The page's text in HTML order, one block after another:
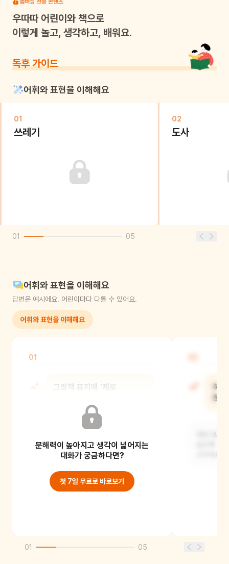
멤버십 전용 콘텐츠
우따따어린이와 책으로
이렇게 놀고, 생각하고, 배워요.
독후 가이드
어휘와 표현을 이해해요
01
쓰레기
02
도사
01 05
어휘와 표현을 이해해요
답변은 예시에요. 어린이마다 다를 수 있어요.
어휘와 표현을 이해해요
01
그림책 표지에 '제로
제로 웨이스트는 무엇을 하는
활동일까요?
일회용품을 적게 쓰고, 물건들을 다시
노력하는 활동이에
문해력이 높아지고 생각이 넓어지는
대화가 궁금하다면?
첫 7일 무료로 바로보기
하
분
세상 모든
신이에요.
01 05